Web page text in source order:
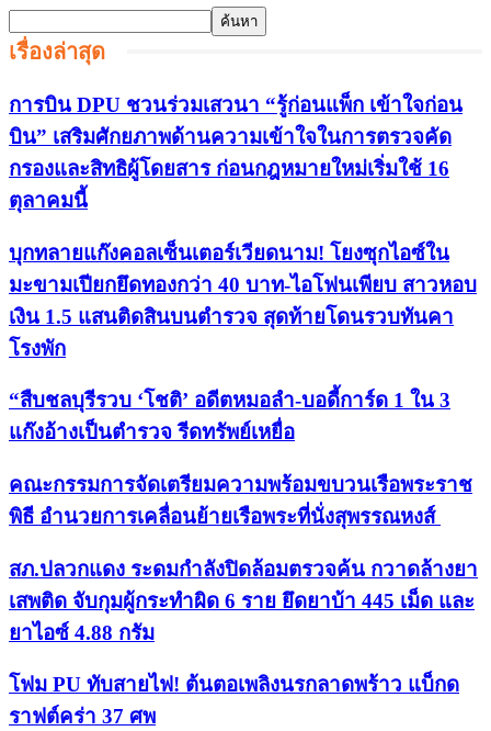
เรื่องล่าสุด
การบิน DPU ชวนร่วมเสวนา “รู้ก่อนแพ็ก เข้าใจก่อน
บิน” เสริมศักยภาพด้านความเข้าใจในการตรวจคัด
กรองและสิทธิผู้โดยสาร ก่อนกฎหมายใหม่เริ่มใช้ 16
ตุลาคมนี้
บุกทลายแก๊งคอลเซ็นเตอร์เวียดนาม! โยงซุกไอซ์ใน
มะขามเปียกยึดทองกว่า 40 บาท-ไอโฟนเพียบ สาวหอบ
เงิน 1.5 แสนติดสินบนตำรวจ สุดท้ายโดนรวบทันคา
โรงพัก
“สืบชลบุรีรวบ ‘โชติ’ อดีตหมอลำ-บอดี้การ์ด 1 ใน 3
แก๊งอ้างเป็นตำรวจ รีดทรัพย์เหยื่อ
คณะกรรมการจัดเตรียมความพร้อมขบวนเรือพระราช
พิธี อำนวยการเคลื่อนย้ายเรือพระที่นั่งสุพรรณหงส์
สภ.ปลวกแดง ระดมกำลังปิดล้อมตรวจค้น กวาดล้างยา
เสพติด จับกุมผู้กระทำผิด 6 ราย ยึดยาบ้า 445 เม็ด และ
ยาไอซ์ 4.88 กรัม
โฟม PU ทับสายไฟ! ต้นตอเพลิงนรกลาดพร้าว แบ็กด
ราฟต์คร่า 37 ศพ